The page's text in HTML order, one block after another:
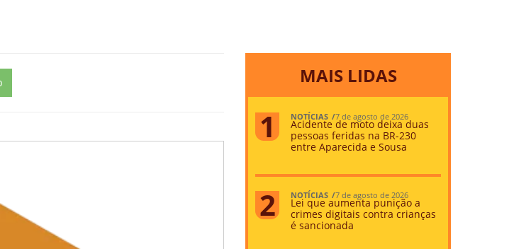
MAIS LIDAS
NOTÍCIAS 7 de agosto de 2026
Acidente de moto deixa duas
pessoas feridas na BR-230
entre Aparecida e Sousa
NOTÍCIAS 7 de agosto de 2026
Lei que aumenta punição a
crimes digitais contra crianças
é sancionada